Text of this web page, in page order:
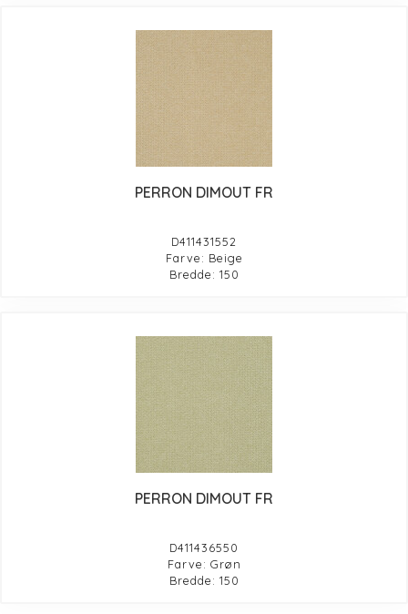
PERRON DIMOUT FR
D411431552
Farve: Beige
Bredde: 150
PERRON DIMOUT FR
D411436550
Farve: Grøn
Bredde: 150